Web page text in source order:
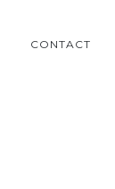
CONTACT